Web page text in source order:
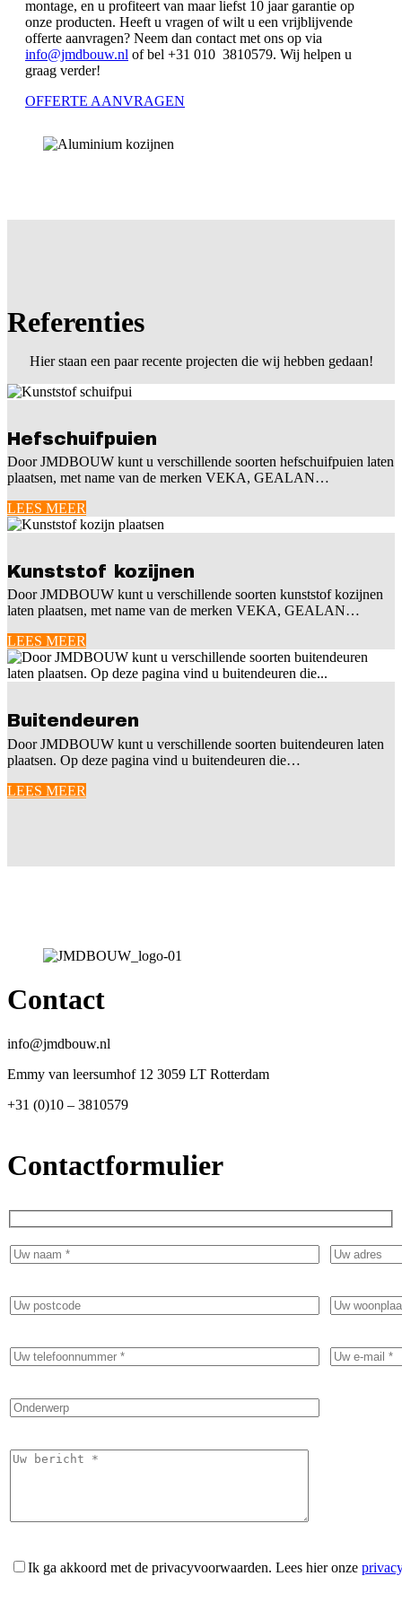
montage, en u profiteert van maar liefst 10 jaar garantie op
onze producten. Heeft u vragen of wilt u een vrijblijvende
offerte aanvragen? Neem dan contact met ons op via
info@jmdbouw.nl of bel +31 010 3810579. Wij helpen u
graag verder!
OFFERTE AANVRAGEN
Referenties
Hier staan een paar recente projecten die wij hebben gedaan!
Hefschuifpuien
Door JMDBOUW kunt u verschillende soorten hefschuifpuien laten
plaatsen, met name van de merken VEKA, GEALAN…
LEES MEER
Kunststof kozijnen
Door JMDBOUW kunt u verschillende soorten kunststof kozijnen
laten plaatsen, met name van de merken VEKA, GEALAN…
LEES MEER
Buitendeuren
Door JMDBOUW kunt u verschillende soorten buitendeuren laten
plaatsen. Op deze pagina vind u buitendeuren die…
LEES MEER
Contact
info@jmdbouw.nl
Emmy van leersumhof 12 3059 LT Rotterdam
+31 (0)10 – 3810579
Contactformulier
Ik ga akkoord met de privacyvoorwaarden. Lees hier onze